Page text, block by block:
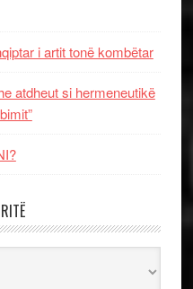
i artit tonë kombëtar
atdheut si hermeneutikë